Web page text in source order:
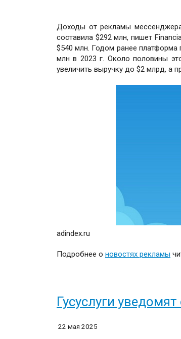
Доходы от рекламы
составила $292 млн, пишет
$540 млн. Годом ранее платформа
млн в 2023 г. Около половины
увеличить выручку до $2 млрд, а
adindex.ru
Подробнее оновостях рекламы
Гусуслуги уведомят
22 мая 2025